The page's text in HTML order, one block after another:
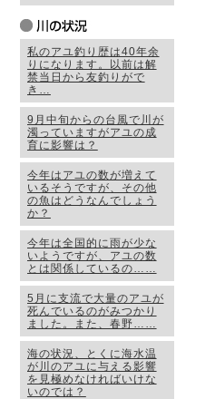
私のアユ釣り歴は40年余
りになります。以前は解
禁当日から友釣りがで
き…
9月中旬からの台風で川が
濁っていますがアユの成
育に影響は？
今年はアユの数が増えて
いるそうですが、その他
の魚はどうなんでしょう
か？
今年は全国的に雨が少な
いようですが、アユの数
とは関係しているの……
5月に支流で大量のアユが
死んでいるのがみつかり
ました。また、春野……
海の状況、とくに海水温
が川のアユに与える影響
を見極めなければいけな
いのでは？